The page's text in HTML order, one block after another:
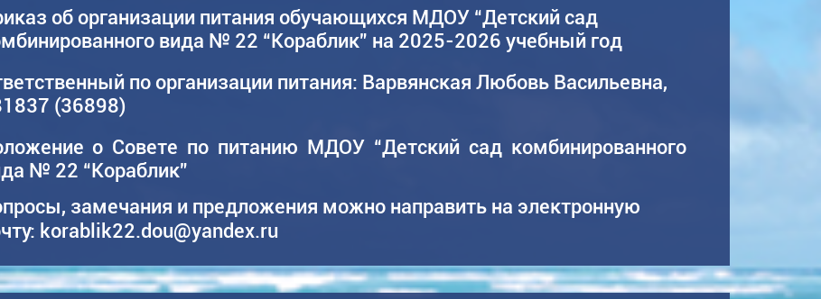
об организации питания обучающихся МДОУ “Детский сад
вида № 22 “Кораблик” на 2025-2026 учебный год
по организации питания: Варвянская Любовь Васильевна,
(36898)
о Совете по питанию МДОУ “Детский сад комбинированного
№ 22 “Кораблик”
замечания и предложения можно направить на электронную
korablik22.dou@yandex.ru